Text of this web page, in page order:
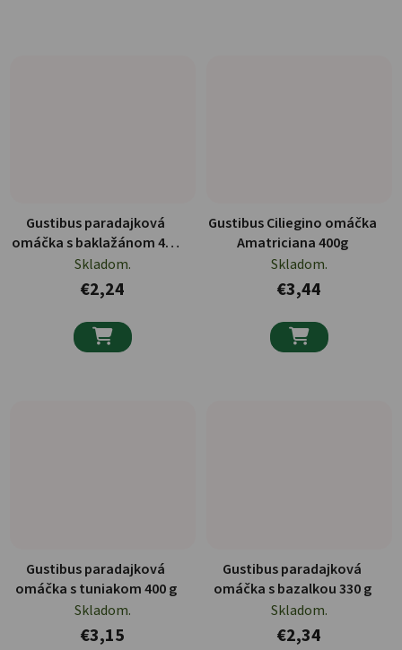
Gustibus paradajková
omáčka s baklažánom 400
g
Skladom.
€2,24

Gustibus Ciliegino omáčka
Amatriciana 400g
Skladom.
€3,44

Gustibus paradajková
omáčka s tuniakom 400 g
Skladom.
€3,15
Gustibus paradajková
omáčka s bazalkou 330 g
Skladom.
€2,34